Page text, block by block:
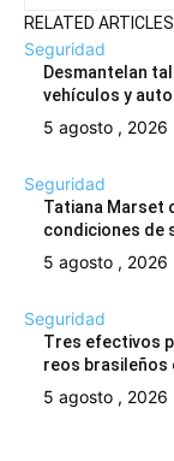
RELATED ARTICLES
Seguridad
Desmantelan
vehículos y
5 agosto , 2026
Seguridad
Tatiana Marset
condiciones de
5 agosto , 2026
Seguridad
Tres efectivos
reos brasileños
5 agosto , 2026